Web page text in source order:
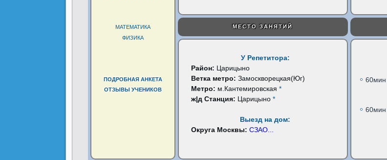
МАТЕМАТИКА
ФИЗИКА
ПОДРОБНАЯ АНКЕТА
ОТЗЫВЫ УЧЕНИКОВ
МЕСТО ЗАНЯТИЙ
У Репетитора:
Район: Царицыно
Ветка метро: Замоскворецкая(Юг)
Метро: м.Кантемировская *
ж|д Станция: Царицыно *
Выезд на дом:
Округа Москвы: СЗАО...
60мин
60мин